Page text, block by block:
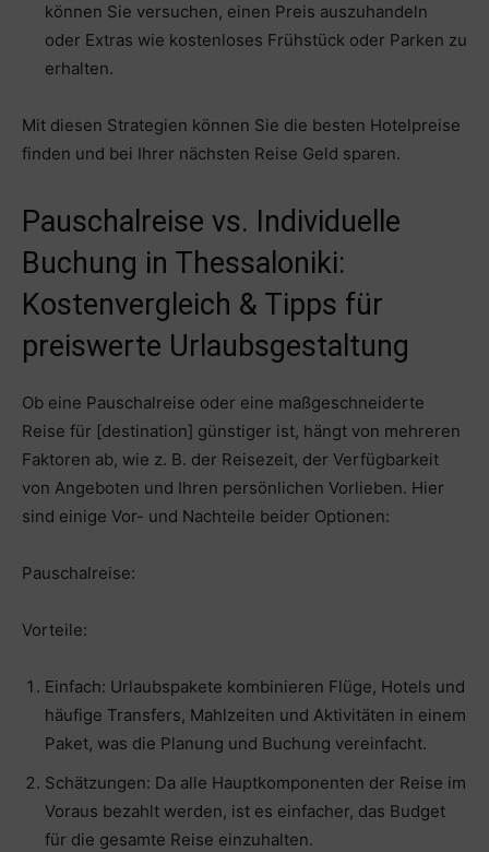
können Sie versuchen, einen Preis auszuhandeln
oder Extras wie kostenloses Frühstück oder Parken zu
erhalten.
Mit diesen Strategien können Sie die besten Hotelpreise
finden und bei Ihrer nächsten Reise Geld sparen.
Pauschalreise vs. Individuelle
Buchung in Thessaloniki:
Kostenvergleich & Tipps für
preiswerte Urlaubsgestaltung
Ob eine Pauschalreise oder eine maßgeschneiderte
Reise für [destination] günstiger ist, hängt von mehreren
Faktoren ab, wie z. B. der Reisezeit, der Verfügbarkeit
von Angeboten und Ihren persönlichen Vorlieben. Hier
sind einige Vor- und Nachteile beider Optionen:
Pauschalreise:
Vorteile:
Einfach: Urlaubspakete kombinieren Flüge, Hotels und
häufige Transfers, Mahlzeiten und Aktivitäten in einem
Paket, was die Planung und Buchung vereinfacht.
Schätzungen: Da alle Hauptkomponenten der Reise im
Voraus bezahlt werden, ist es einfacher, das Budget
für die gesamte Reise einzuhalten.